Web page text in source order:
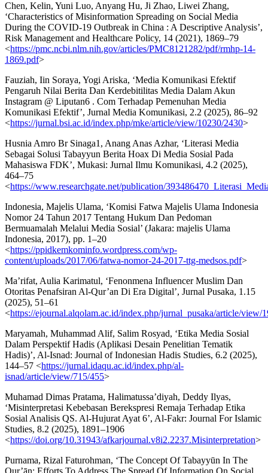
Chen, Kelin, Yuni Luo, Anyang Hu, Ji Zhao, Liwei Zhang,
‘Characteristics of Misinformation Spreading on Social Media
During the COVID-19 Outbreak in China : A Descriptive Analysis’,
Risk Management and Healthcare Policy, 14 (2021), 1869–79
<https://pmc.ncbi.nlm.nih.gov/articles/PMC8121282/pdf/rmhp-14-
1869.pdf>
Fauziah, Iin Soraya, Yogi Ariska, ‘Media Komunikasi Efektif
Pengaruh Nilai Berita Dan Kerdebitilitas Media Dalam Akun
Instagram @ Liputan6 . Com Terhadap Pemenuhan Media
Komunikasi Efektif’, Jurnal Media Komunikasi, 2.2 (2025), 86–92
<https://jurnal.bsi.ac.id/index.php/mke/article/view/10230/2430>
Husnia Amro Br Sinaga1, Anang Anas Azhar, ‘Literasi Media
Sebagai Solusi Tabayyun Berita Hoax Di Media Sosial Pada
Mahasiswa FDK’, Mukasi: Jurnal Ilmu Komunikasi, 4.2 (2025),
464–75
<https://www.researchgate.net/publication/
Indonesia, Majelis Ulama, ‘Komisi Fatwa Majelis Ulama Indonesia
Nomor 24 Tahun 2017 Tentang Hukum Dan Pedoman
Bermuamalah Melalui Media Sosial’ (Jakara: majelis Ulama
Indonesia, 2017), pp. 1–20
<https://ppidkemkominfo.wordpress.com/wp-
content/uploads/2017/06/fatwa-nomor-24-2017-ttg-medsos.pdf>
Ma’rifat, Aulia Karimatul, ‘Fenonmena Influencer Muslim Dan
Otoritas Penafsiran Al-Qur’an Di Era Digital’, Jurnal Pusaka, 1.15
(2025), 51–61
<https://ejournal.alqolam.ac.id/index.php/jurnal_pusaka/article/view/
Maryamah, Muhammad Alif, Salim Rosyad, ‘Etika Media Sosial
Dalam Perspektif Hadis (Aplikasi Desain Penelitian Tematik
Hadis)’, Al-Isnad: Journal of Indonesian Hadis Studies, 6.2 (2025),
144–57 <https://jurnal.idaqu.ac.id/index.php/al-
isnad/article/view/715/455>
Muhamad Dimas Pratama, Halimatussa’diyah, Deddy Ilyas,
‘Misinterpretasi Kebebasan Berekspresi Remaja Terhadap Etika
Sosial Analisis QS. Al-Hujurat Ayat 6’, Al-Fakr: Journal For Islamic
Studies, 8.2 (2025), 1891–1906
<https://doi.org/10.31943/afkarjournal.v8i2.2237.Misinterpretation>
Purnama, Rizal Faturohman, ‘The Concept Of Tabayyūn In The